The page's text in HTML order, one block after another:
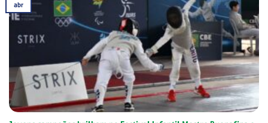
abr